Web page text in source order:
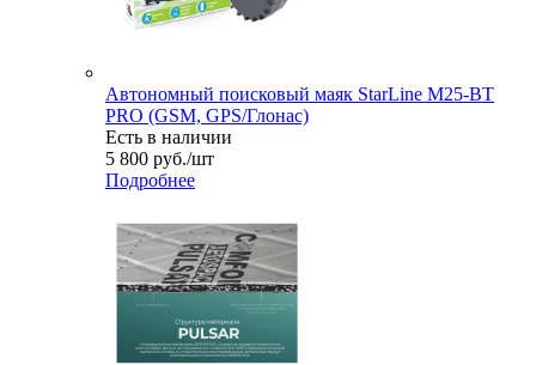
Автономный поисковый маяк StarLine M25-BT
PRO (GSM, GPS/Глонас)
Есть в наличии
5 800 руб./шт
Подробнее